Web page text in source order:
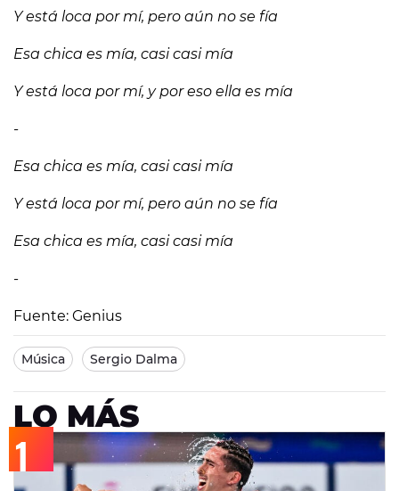
Y está loca por mí, pero aún no se fía
Esa chica es mía, casi casi mía
Y está loca por mí, y por eso ella es mía
-
Esa chica es mía, casi casi mía
Y está loca por mí, pero aún no se fía
Esa chica es mía, casi casi mía
-
Fuente: Genius
Música Sergio Dalma
LO MÁS